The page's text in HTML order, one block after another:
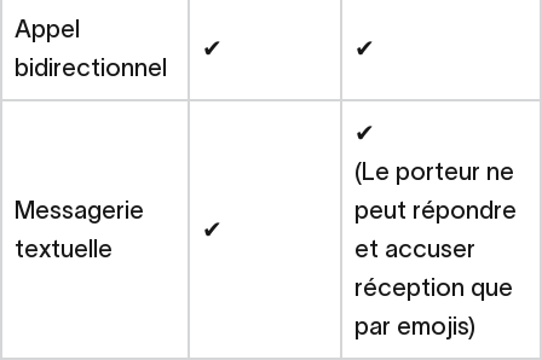
Appel
bidirectionnel
✔ ✔
Messagerie
textuelle
✔
✔
(Le porteur ne
peut répondre
et accuser
réception que
par emojis)